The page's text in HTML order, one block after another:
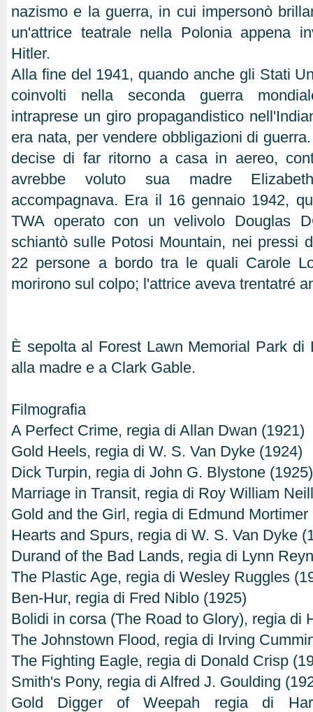
nazismo e la guerra, in cui impersonò
un'attrice teatrale nella Polonia appena
Hitler.
Alla fine del 1941, quando anche gli Stati
coinvolti nella seconda guerra
intraprese un giro propagandistico
era nata, per vendere obbligazioni di
decise di far ritorno a casa in aereo,
avrebbe voluto sua madre
accompagnava. Era il 16 gennaio 1942,
TWA operato con un velivolo Douglas
schiantò sulle Potosi Mountain, nei pressi
22 persone a bordo tra le quali Carole
morirono sul colpo; l'attrice aveva trentatré
È sepolta al Forest Lawn Memorial Park di
alla madre e a Clark Gable.
Filmografia
A Perfect Crime, regia di Allan Dwan (1921)
Gold Heels, regia di W. S. Van Dyke (1924)
Dick Turpin, regia di John G. Blystone (1925)
Marriage in Transit, regia di Roy William
Gold and the Girl, regia di Edmund Mortimer
Hearts and Spurs, regia di W. S. Van Dyke
Durand of the Bad Lands, regia di Lynn
The Plastic Age, regia di Wesley Ruggles
Ben-Hur, regia di Fred Niblo (1925)
Bolidi in corsa (The Road to Glory), regia di
The Johnstown Flood, regia di Irving
The Fighting Eagle, regia di Donald Crisp
Smith's Pony, regia di Alfred J. Goulding
Gold Digger of Weepah regia di